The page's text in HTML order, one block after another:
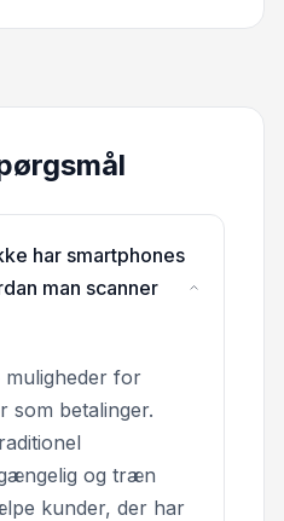
har smartphones
man scanner
muligheder for
som betalinger.
og træn
kunder, der har